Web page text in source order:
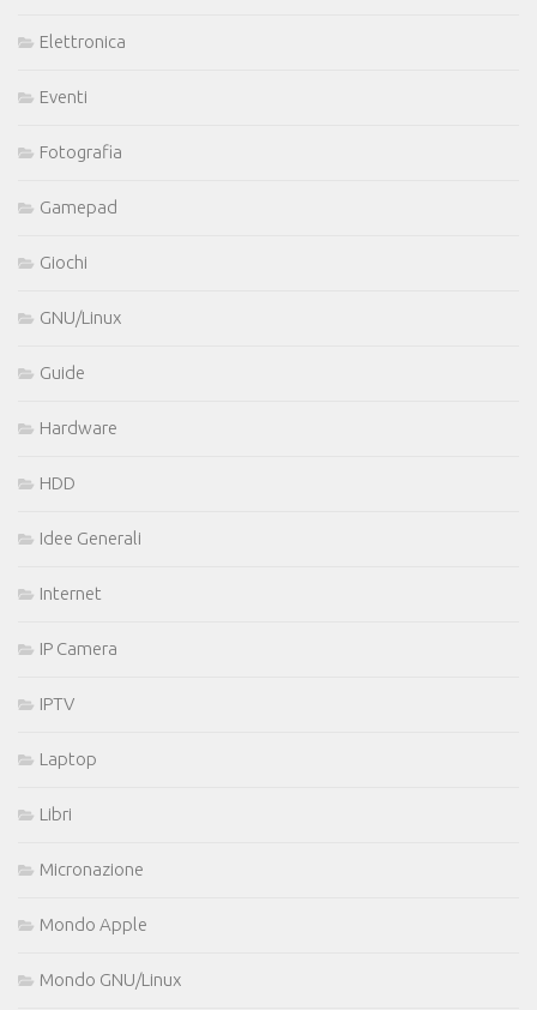
Elettronica
Eventi
Fotografia
Gamepad
Giochi
GNU/Linux
Guide
Hardware
HDD
Idee Generali
Internet
IP Camera
IPTV
Laptop
Libri
Micronazione
Mondo Apple
Mondo GNU/Linux